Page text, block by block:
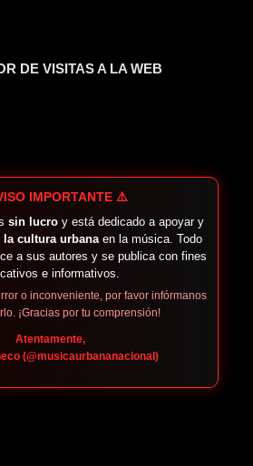
DE VISITAS A LA WEB
IMPORTANTE ⚠️
sin lucroy está dedicado a apoyar y
la cultura urbanaen la música. Todo
a sus autores y se publica con fines
e informativos.
o inconveniente, por favor infórmanos
¡Gracias por tu comprensión!
Atentamente,
(@musicaurbananacional)